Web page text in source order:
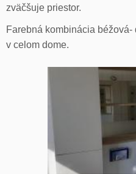
zväčšuje priestor.
Farebná kombinácia
v celom dome.